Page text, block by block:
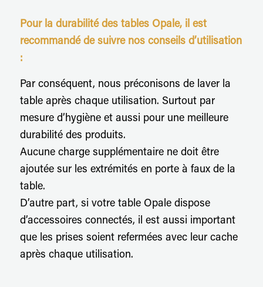
Pour la durabilité des tables Opale, il est
recommandé de suivre nos conseils d’utilisation
:
Par conséquent, nous préconisons de laver la
table après chaque utilisation. Surtout par
mesure d’hygiène et aussi pour une meilleure
durabilité des produits.
Aucune charge supplémentaire ne doit être
ajoutée sur les extrémités en porte à faux de la
table.
D’autre part, si votre table Opale dispose
d’accessoires connectés, il est aussi important
que les prises soient refermées avec leur cache
après chaque utilisation.